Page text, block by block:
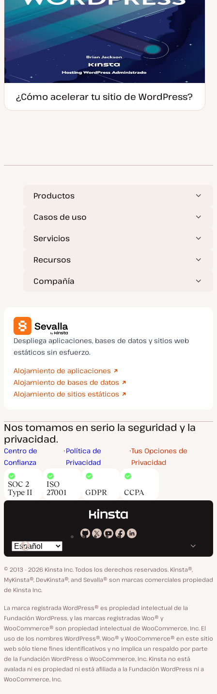
¿Cómo acelerar tu sitio de WordPress?
Productos
Casos de uso
Servicios
Recursos
Compañía
Despliega aplicaciones, bases de datos y sitios web
estáticos sin esfuerzo.
Alojamiento de aplicaciones
Alojamiento de bases de datos
Alojamiento de sitios estáticos
Nos tomamos en serio la seguridad y la
privacidad.
Centro de
Confianza
Política de
Privacidad
Tus Opciones de
Privacidad
SOC 2
Type II
ISO
27001
GDPR CCPA
Kinsta
GitHub
Kinsta
X
Kinsta
YouTube
Kinsta
Facebook
Kinsta
LinkedIn
Cambiar
idioma
© 2013 - 2026 Kinsta Inc. Todos los derechos reservados. Kinsta®,
MyKinsta®, DevKinsta®, and Sevalla® son marcas comerciales propiedad
de Kinsta Inc.
La marca registrada WordPress® es propiedad intelectual de la
Fundación WordPress, y las marcas registradas Woo® y
WooCommerce® son propiedad intelectual de WooCommerce, Inc. El
uso de los nombres WordPress®, Woo® y WooCommerce® en este sitio
web sólo tiene fines identificativos y no implica un respaldo por parte
de la Fundación WordPress o WooCommerce, Inc. Kinsta no está
avalada ni es propiedad ni está afiliada a la Fundación WordPress ni a
WooCommerce, Inc.